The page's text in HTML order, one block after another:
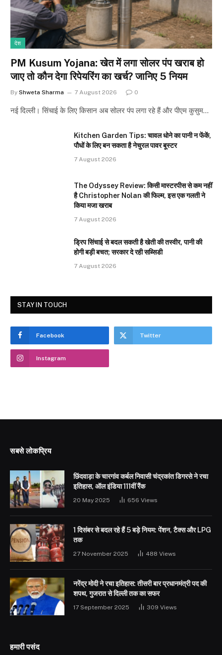
देश
PM Kusum Yojana: खेत में लगा सोलर पंप खराब हो
जाए तो कौन देगा रिपेयरिंग का खर्च? जानिए 5 नियम
By Shweta Sharma 7 August 2026 0
नई दिल्ली। सिंचाई के लिए किसान अब सोलर पंप लगा रहे हैं और पीएम कुसुम…
Kitchen Garden Tips: चावल धोने का पानी न फेंकें,
पौधों के लिए बन सकता है नेचुरल पावर बूस्टर
7 August 2026
The Odyssey Review: किसी मास्टरपीस से कम नहीं
है Christopher Nolan की फिल्म, इस एक गलती ने
किया मजा खराब
7 August 2026
ड्रिप सिंचाई से बदल सकती है खेती की तस्वीर, पानी की
होगी बड़ी बचत; सरकार दे रही सब्सिडी
7 August 2026
STAY IN TOUCH
Facebook Twitter
Instagram
सबसे लोकप्रिय
छिंदवाड़ा के चारगांव कर्बल निवासी चंद्रकांत डिगरसे ने रचा
इतिहास, ऑल इंडिया 111वीं रैंक
20 May 2025 656 Views
1 दिसंबर से बदल रहे हैं 5 बड़े नियम: पेंशन, टैक्स और LPG
तक
27 November 2025 488 Views
नरेंद्र मोदी ने रचा इतिहास: तीसरी बार प्रधानमंत्री पद की
शपथ, गुजरात से दिल्ली तक का सफर
17 September 2025 309 Views
हमारी पसंद